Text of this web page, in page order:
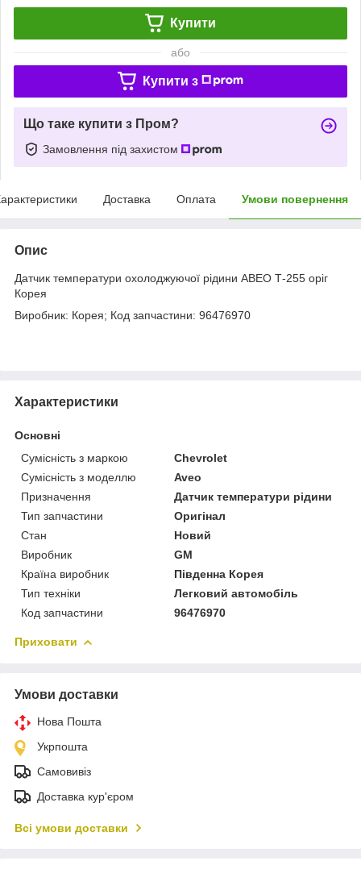
Купити
або
Купити з
Що таке купити з Пром?
Замовлення під захистом
Доставка Оплата Умови повернення
Опис
Датчик температури охолоджуючої рідини АВЕО Т-255 оріг
Корея
Виробник: Корея; Код запчастини: 96476970
Характеристики
Основні
Сумісність з маркою
Chevrolet
Сумісність з моделлю
Aveo
Призначення
Датчик температури рідини
Тип запчастини
Оригінал
Стан
Новий
Виробник
GM
Країна виробник
Південна Корея
Тип техніки
Легковий автомобіль
Код запчастини
96476970
Приховати
Умови доставки
Нова Пошта
Укрпошта
Самовивіз
Доставка кур'єром
Всі умови доставки